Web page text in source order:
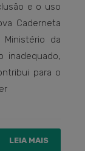
e o uso
Caderneta
Ministério da
inadequado,
para o
LEIA MAIS